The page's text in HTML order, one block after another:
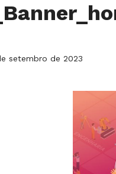
setembro de 2023